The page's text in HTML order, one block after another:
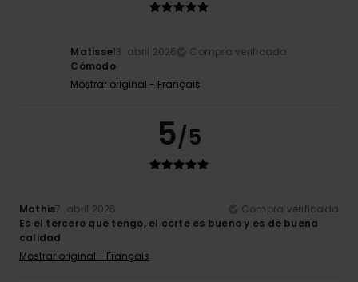
Matisse13. abril 2026
Compra verificada
Cómodo
Mostrar original - Français
5/5
Mathis7. abril 2026
Compra verificada
Es el tercero que tengo, el corte es bueno y es de buena
calidad
Mostrar original - Français